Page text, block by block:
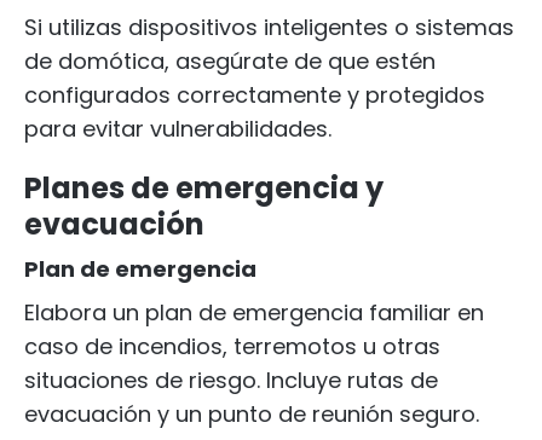
Si utilizas dispositivos inteligentes o sistemas
de domótica, asegúrate de que estén
configurados correctamente y protegidos
para evitar vulnerabilidades.
Planes de emergencia y
evacuación
Plan de emergencia
Elabora un plan de emergencia familiar en
caso de incendios, terremotos u otras
situaciones de riesgo. Incluye rutas de
evacuación y un punto de reunión seguro.